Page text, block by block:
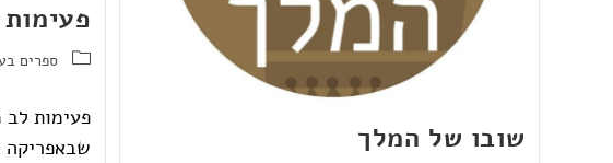
שובו של המלך
ספרים
פעימות
שבאפריקה